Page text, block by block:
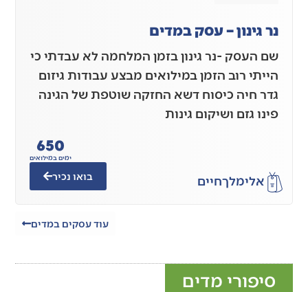
נר גינון – עסק במדים
שם העסק -נר גינון בזמן המלחמה לא עבדתי כי
הייתי רוב הזמן במילואים מבצע עבודות גיזום
גדר חיה כיסוח דשא החזקה שוטפת של הגינה
פינו גזם ושיקום גינות
אלימלךחיים
ימים במילואים
650
בואו נכיר
עוד עסקים במדים
סיפורי מדים